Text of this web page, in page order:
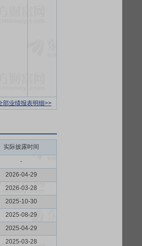
部业绩报表明细>>
实际披露时间
-
2026-04-29
2026-03-28
2025-10-30
2025-08-29
2025-04-29
2025-03-28